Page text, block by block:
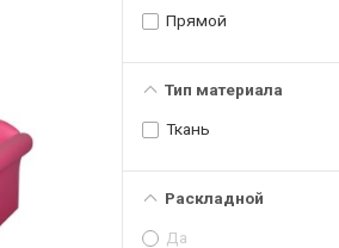
Прямой
Тип материала
Ткань
Раскладной
Да